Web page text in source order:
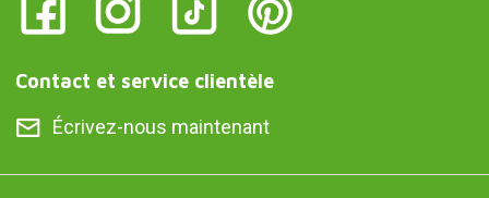
Contact et service clientèle
Écrivez-nous maintenant